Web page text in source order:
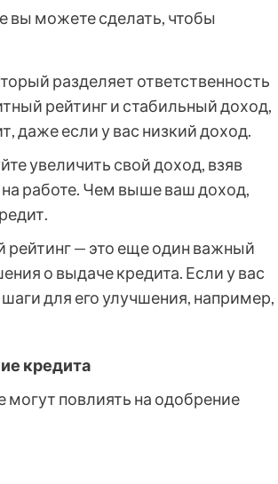
вы можете сделать, чтобы
разделяет ответственность
рейтинг и стабильный доход,
даже если у вас низкий доход.
увеличить свой доход, взяв
работе. Чем выше ваш доход,
рейтинг — это еще один важный
о выдаче кредита. Если у вас
для его улучшения, например,
кредита
повлиять на одобрение